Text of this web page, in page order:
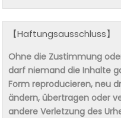
【Haftungsausschluss】
Ohne die Zustimmung
darf niemand die Inhalte
Form reproducieren, neu
ändern, übertragen oder
andere Verletzung des